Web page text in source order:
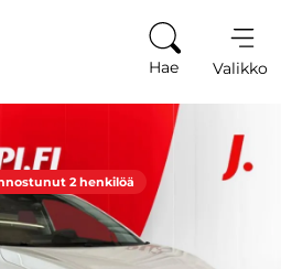
Hae Valikko
2 henkilöä